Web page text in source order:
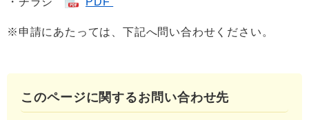
※申請にあたっては、下記へ問い合わせください。
このページに関するお問い合わせ先